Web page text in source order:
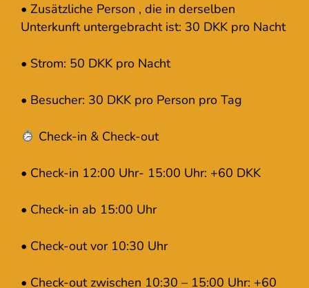
• Zusätzliche Person , die in derselben
Unterkunft untergebracht ist: 30 DKK pro Nacht
• Strom: 50 DKK pro Nacht
• Besucher: 30 DKK pro Person pro Tag
Check-in & Check-out
• Check-in 12:00 Uhr- 15:00 Uhr: +60 DKK
• Check-in ab 15:00 Uhr
• Check-out vor 10:30 Uhr
• Check-out zwischen 10:30 – 15:00 Uhr: +60